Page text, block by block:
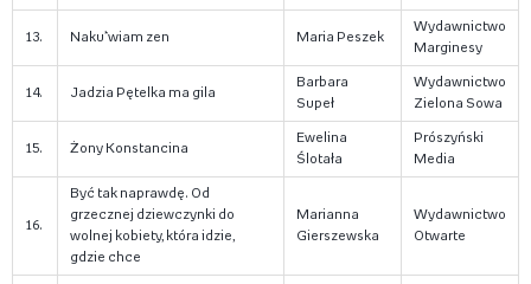
13. Naku*wiam zen Maria Peszek
Wydawnictwo
Marginesy
14. Jadzia Pętelka ma gila
Barbara
Supeł
Wydawnictwo
Zielona Sowa
15. Żony Konstancina
Ewelina
Ślotała
Prószyński
Media
16.
Być tak naprawdę. Od
grzecznej dziewczynki do
wolnej kobiety, która idzie,
gdzie chce
Marianna
Gierszewska
Wydawnictwo
Otwarte